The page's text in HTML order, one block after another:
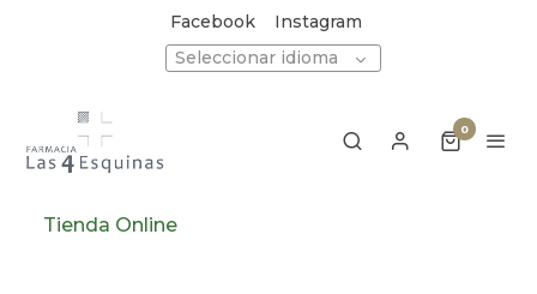
Facebook
Instagram
Seleccionar idioma
0
Tienda Online